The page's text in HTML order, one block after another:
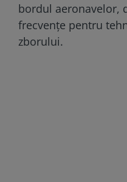
bordul aeronavelor,
frecvenţe pentru
zborului.